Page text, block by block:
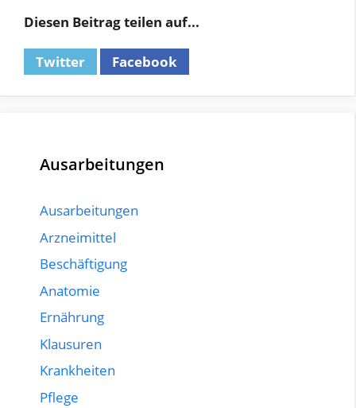
Diesen Beitrag teilen auf...
Twitter Facebook
Ausarbeitungen
Ausarbeitungen
Arzneimittel
Beschäftigung
Anatomie
Ernährung
Klausuren
Krankheiten
Pflege